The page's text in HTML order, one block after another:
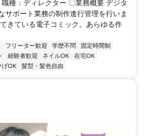
種：ディレクター 〇業務概要 デジタ
サポート業務の制作進行管理を行いま
きている電子コミック。あらゆる作
フリーター歓迎 学歴不問
固定時間制
経験者歓迎 ネイルOK
在宅OK
げOK 髪型・髪色自由